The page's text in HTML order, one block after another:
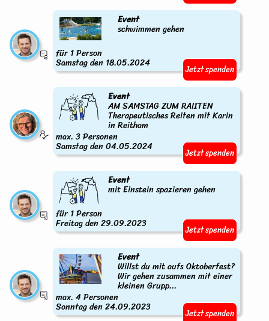
Event
schwimmen gehen
für 1 Person
Samstag den 18.05.2024 Jetzt spenden
Event
AM SAMSTAG ZUM RAIITEN
Therapeutisches Reiten mit Karin
in Reitham
max. 3 Personen
Samstag den 04.05.2024 Jetzt spenden
Event
mit Einstein spazieren gehen
für 1 Person
Freitag den 29.09.2023 Jetzt spenden
Event
Willst du mit aufs Oktoberfest?
Wir gehen zusammen mit einer
kleinen Grupp...
max. 4 Personen
Sonntag den 24.09.2023 Jetzt spenden